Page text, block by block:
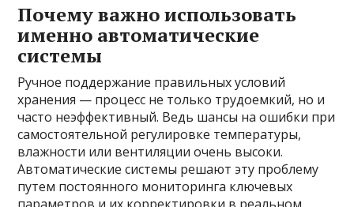
Почему важно использовать
именно автоматические
системы
Ручное поддержание правильных условий
хранения — процесс не только трудоемкий, но и
часто неэффективный. Ведь шансы на ошибки при
самостоятельной регулировке температуры,
влажности или вентиляции очень высоки.
Автоматические системы решают эту проблему
путем постоянного мониторинга ключевых